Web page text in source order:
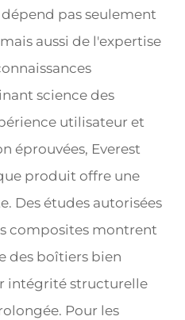
pas seulement
aussi de l'expertise
science des
utilisateur et
éprouvées, Everest
produit offre une
Des études autorisées
composites montrent
des boîtiers bien
intégrité structurelle
Pour les